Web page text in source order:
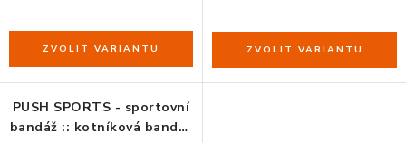
PUSH SPORTS - sportovní
bandáž :: kotníková bandáž